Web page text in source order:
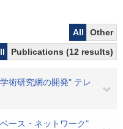
All
Other
Publications (12 results)
術研究網の開発" テレ
ース・ネットワーク"